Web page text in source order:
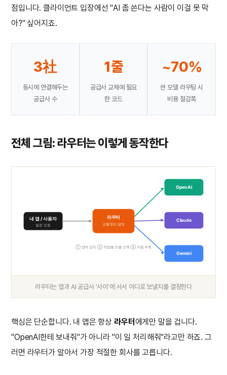
점입니다. 클라이언트 입장에선 "AI 좀 쓴다는 사람이 이걸 못 막
아?" 싶어지죠.
3社
동시에 연결해두는
공급사 수
1줄
공급사 교체에 필요
한 코드
~70%
싼 모델 라우팅 시
비용 절감폭
전체 그림: 라우터는 이렇게 동작한다
내 앱 / 사용자
질문 요청
라우터
교통정리 담당
OpenAI
Claude
Gemini
① 장애 감지 ② 작업별 모델 선택 ③ 자동 우회
라우터는 앱과 AI 공급사 '사이'에 서서 어디로 보낼지를 결정한다
핵심은 단순합니다. 내 앱은 항상 라우터 에게만 말을 겁니다.
"OpenAI한테 보내줘"가 아니라 "이 일 처리해줘"라고만 하죠. 그
러면 라우터가 알아서 가장 적절한 회사를 고릅니다.